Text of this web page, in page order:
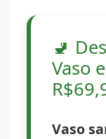
🚽
Vaso
Vaso